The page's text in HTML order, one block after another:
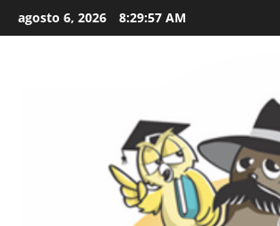
to
agosto 6, 2026 8:29:58 AM